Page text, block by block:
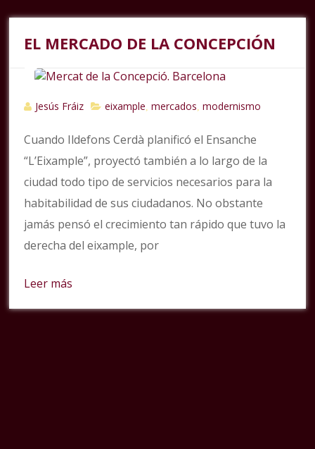
EL MERCADO DE LA CONCEPCIÓN
Jesús Fráiz eixample ,mercados ,modernismo
Cuando Ildefons Cerdà planificó el Ensanche
“L’Eixample”, proyectó también a lo largo de la
ciudad todo tipo de servicios necesarios para la
habitabilidad de sus ciudadanos. No obstante
jamás pensó el crecimiento tan rápido que tuvo la
derecha del eixample, por
Leer más